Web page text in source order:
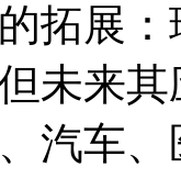
拓展
未来
汽车